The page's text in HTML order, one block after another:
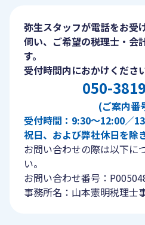
弥生スタッフが電話をお受
伺い、ご希望の税理士・会
す。
受付時間内におかけください
050-
(ご案内番
受付時間：9:30〜12:00／
祝日、および弊社休日を除
お問い合わせの際は以下に
い。
お問い合わせ番号：
事務所名：山本憲明税理士